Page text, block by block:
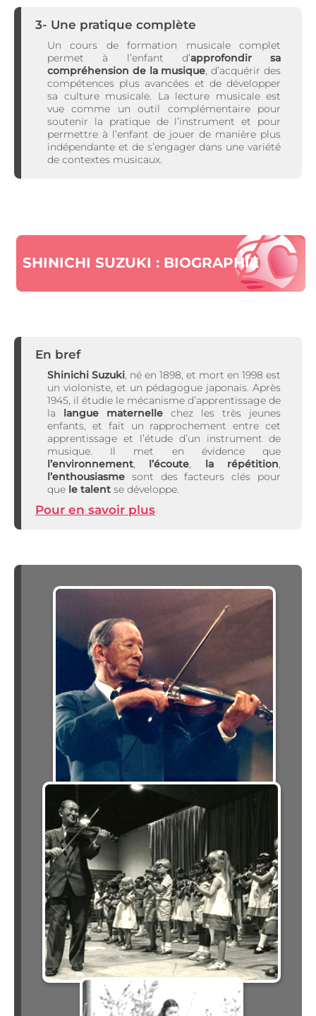
3- Une pratique complète
Un cours de formation musicale complet
permet à l’enfant d’approfondir sa
compréhension de la musique, d’acquérir des
compétences plus avancées et de développer
sa culture musicale. La lecture musicale est
vue comme un outil complémentaire pour
soutenir la pratique de l’instrument et pour
permettre à l’enfant de jouer de manière plus
indépendante et de s’engager dans une variété
de contextes musicaux.
SHINICHI SUZUKI : BIOGRAPHIE
En bref
Shinichi Suzuki, né en 1898, et mort en 1998 est
un violoniste, et un pédagogue japonais. Après
1945, il étudie le mécanisme d’apprentissage de
la langue maternelle chez les très jeunes
enfants, et fait un rapprochement entre cet
apprentissage et l’étude d’un instrument de
musique. Il met en évidence que
l’environnement, l’écoute, la répétition,
l’enthousiasme sont des facteurs clés pour
que le talent se développe.
Pour en savoir plus